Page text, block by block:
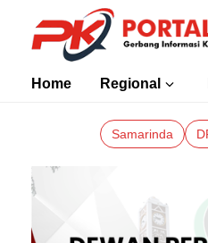
Portalkaltim.com
Berita Kaltim Terkini
Home Regional
Samarinda